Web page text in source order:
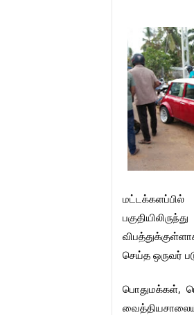
மட்டக்களப்பில்
பகுதியிலிருந்து
செய்த ஒருவர்
பொதுமக்கள்,